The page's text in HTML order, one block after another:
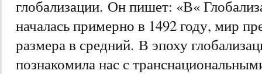
глобализации. Он пишет: «В«
началась примерно в 1492 году, мир
размера в средний. В эпоху
познакомила нас с